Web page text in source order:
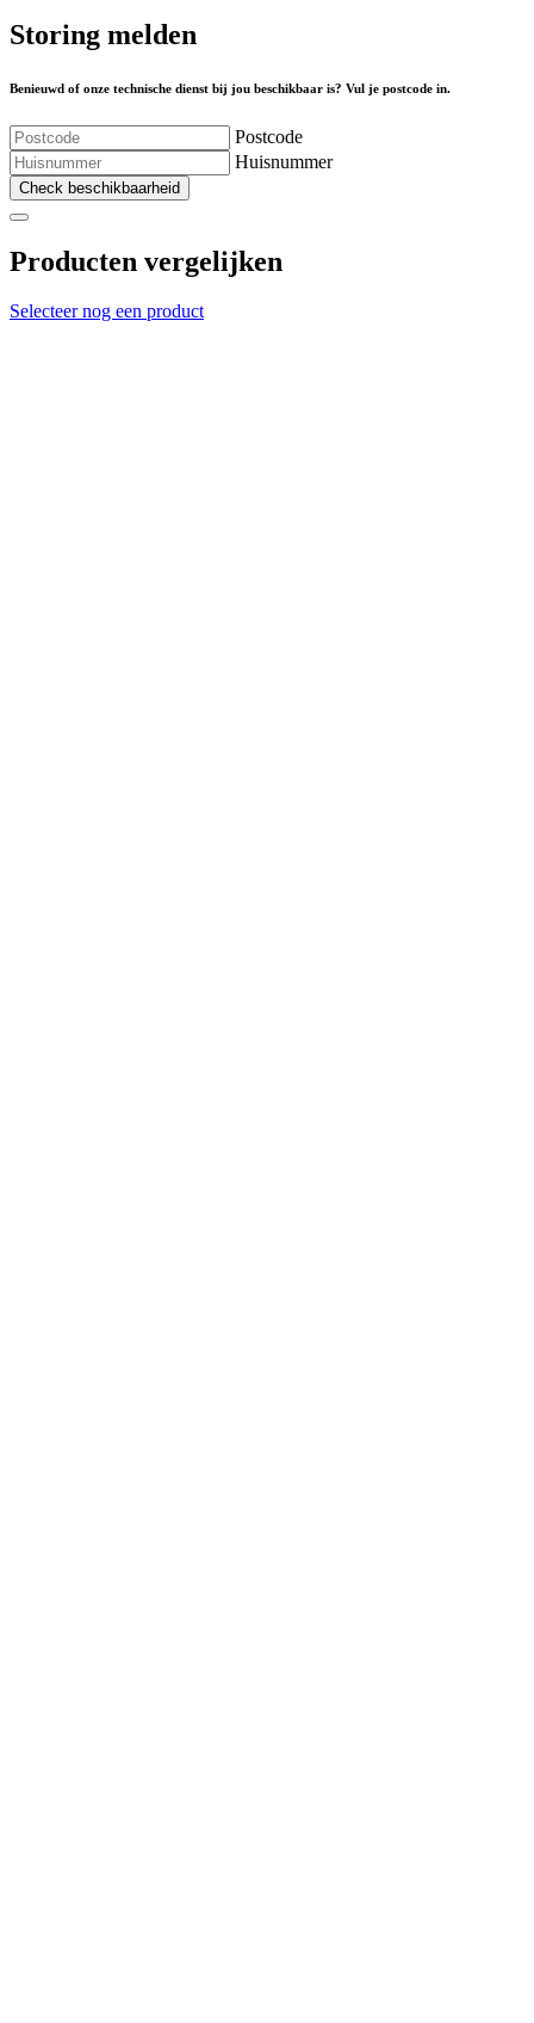
Storing melden
Benieuwd of onze technische dienst bij jou beschikbaar is? Vul je postcode in.
Postcode
Huisnummer
Check beschikbaarheid
Producten vergelijken
Selecteer nog een product